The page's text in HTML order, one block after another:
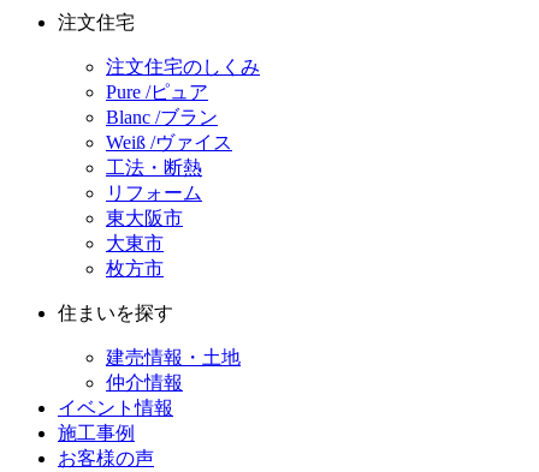
注文住宅
注文住宅のしくみ
Pure /ピュア
Blanc /ブラン
Weiß /ヴァイス
工法・断熱
リフォーム
東大阪市
大東市
枚方市
住まいを探す
建売情報・土地
仲介情報
イベント情報
施工事例
お客様の声